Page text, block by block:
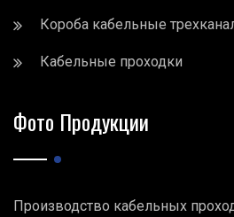
Короба кабельные
Кабельные проходки
Фото Продукции
Производство кабельных